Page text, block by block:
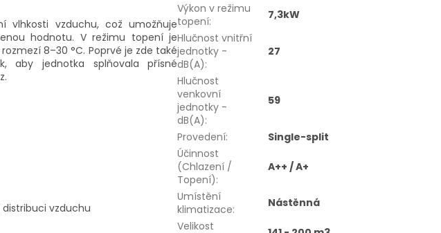
vlhkosti vzduchu, což umožňuje
hodnotu. V režimu topení je
8–30 °C. Poprvé je zde také
aby jednotka splňovala přísné
vzduchu
Výkon v režimu
topení:
7,3kW
Hlučnost vnitřní
jednotky -
dB(A):
27
Hlučnost
venkovní
jednotky -
dB(A):
59
Provedení:
Single-split
Účinnost
(Chlazení /
Topení):
A++ / A+
Umístění
klimatizace:
Nástěnná
Velikost